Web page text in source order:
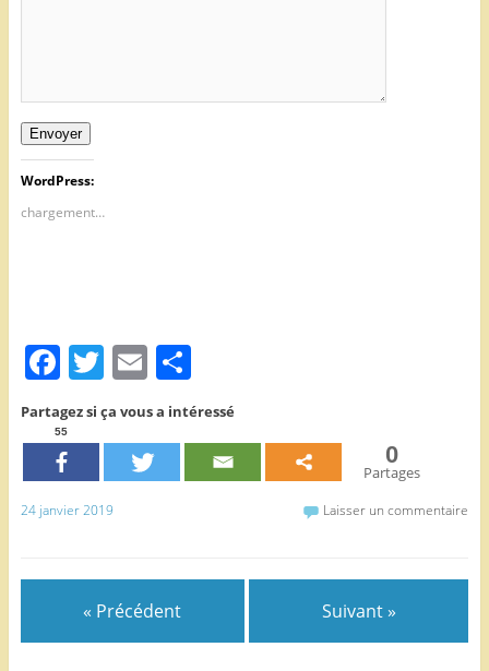
Envoyer
WordPress:
chargement…
F
a
c
e
b
o
T
w
itt
er
E
m
ai
l
P
ar
ta
Partagez si ça vous a intéressé
55
0
Partages
24 janvier 2019 Laisser un commentaire
« Précédent Suivant »